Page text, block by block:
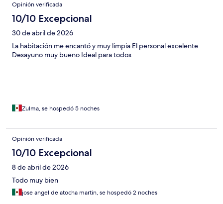
Opinión verificada
10/10 Excepcional
30 de abril de 2026
La habitación me encantó y muy limpia El personal excelente
Desayuno muy bueno Ideal para todos
Zulma, se hospedó 5 noches
Opinión verificada
10/10 Excepcional
8 de abril de 2026
Todo muy bien
jose angel de atocha martin, se hospedó 2 noches